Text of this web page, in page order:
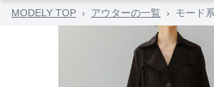
MODELY TOP › アウターの一覧 › モード